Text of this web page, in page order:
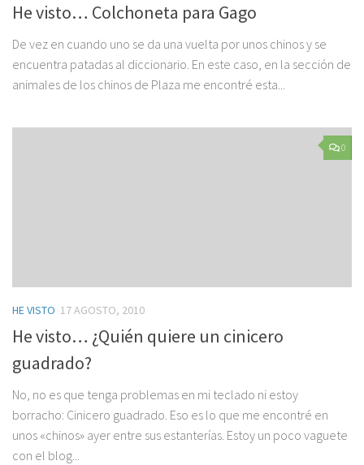
He visto… Colchoneta para Gago
De vez en cuando uno se da una vuelta por unos chinos y se
encuentra patadas al diccionario. En este caso, en la sección de
animales de los chinos de Plaza me encontré esta...
0
HE VISTO 17 AGOSTO, 2010
He visto… ¿Quién quiere un cinicero
guadrado?
No, no es que tenga problemas en mi teclado ni estoy
borracho: Cinicero guadrado. Eso es lo que me encontré en
unos «chinos» ayer entre sus estanterías. Estoy un poco vaguete
con el blog...